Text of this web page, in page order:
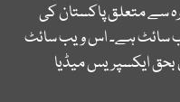
سے متعلق پاکستان کی
سائٹ ہے۔ اس ویب سائٹ
بحق ایکسپریس میڈیا